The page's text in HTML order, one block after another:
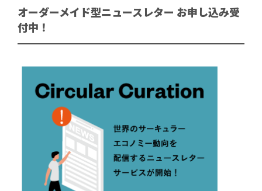
オーダーメイド型ニュースレター お申し込み受
付中！